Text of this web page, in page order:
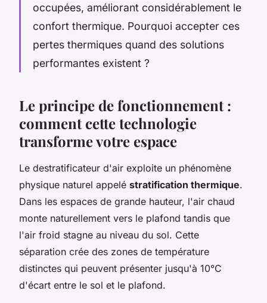
occupées, améliorant considérablement le
confort thermique. Pourquoi accepter ces
pertes thermiques quand des solutions
performantes existent ?
Le principe de fonctionnement :
comment cette technologie
transforme votre espace
Le destratificateur d'air exploite un phénomène
physique naturel appelé stratification thermique.
Dans les espaces de grande hauteur, l'air chaud
monte naturellement vers le plafond tandis que
l'air froid stagne au niveau du sol. Cette
séparation crée des zones de température
distinctes qui peuvent présenter jusqu'à 10°C
d'écart entre le sol et le plafond.